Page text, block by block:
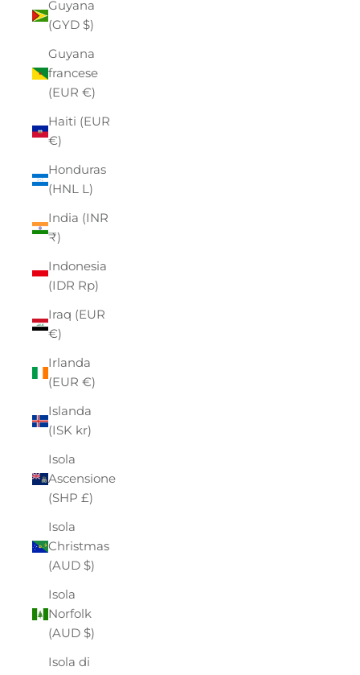
Guyana
(GYD $)
Guyana
francese
(EUR €)
Haiti (EUR
€)
Honduras
(HNL L)
India (INR
₹)
Indonesia
(IDR Rp)
Iraq (EUR
€)
Irlanda
(EUR €)
Islanda
(ISK kr)
Isola
Ascensione
(SHP £)
Isola
Christmas
(AUD $)
Isola
Norfolk
(AUD $)
Isola di